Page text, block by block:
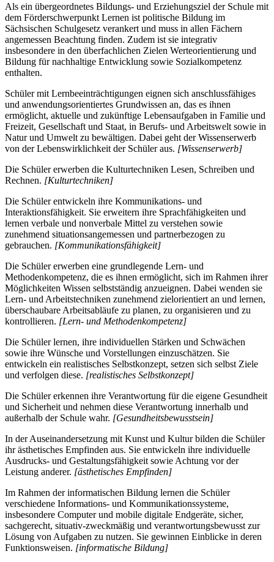
Als ein übergeordnetes Bildungs- und Erziehungsziel der Schule mit
dem Förderschwerpunkt Lernen ist politische Bildung im
Sächsischen Schulgesetz verankert und muss in allen Fächern
angemessen Beachtung finden. Zudem ist sie integrativ
insbesondere in den überfachlichen Zielen Werteorientierung und
Bildung für nachhaltige Entwicklung sowie Sozialkompetenz
enthalten.
Schüler mit Lernbeeinträchtigungen eignen sich anschlussfähiges
und anwendungsorientiertes Grundwissen an, das es ihnen
ermöglicht, aktuelle und zukünftige Lebensaufgaben in Familie und
Freizeit, Gesellschaft und Staat, in Berufs- und Arbeitswelt sowie in
Natur und Umwelt zu bewältigen. Dabei geht der Wissenserwerb
von der Lebenswirklichkeit der Schüler aus. [Wissenserwerb]
Die Schüler erwerben die Kulturtechniken Lesen, Schreiben und
Rechnen. [Kulturtechniken]
Die Schüler entwickeln ihre Kommunikations- und
Interaktionsfähigkeit. Sie erweitern ihre Sprachfähigkeiten und
lernen verbale und nonverbale Mittel zu verstehen sowie
zunehmend situationsangemessen und partnerbezogen zu
gebrauchen. [Kommunikationsfähigkeit]
Die Schüler erwerben eine grundlegende Lern- und
Methodenkompetenz, die es ihnen ermöglicht, sich im Rahmen ihrer
Möglichkeiten Wissen selbstständig anzueignen. Dabei wenden sie
Lern- und Arbeitstechniken zunehmend zielorientiert an und lernen,
überschaubare Arbeitsabläufe zu planen, zu organisieren und zu
kontrollieren. [Lern- und Methodenkompetenz]
Die Schüler lernen, ihre individuellen Stärken und Schwächen
sowie ihre Wünsche und Vorstellungen einzuschätzen. Sie
entwickeln ein realistisches Selbstkonzept, setzen sich selbst Ziele
und verfolgen diese. [realistisches Selbstkonzept]
Die Schüler erkennen ihre Verantwortung für die eigene Gesundheit
und Sicherheit und nehmen diese Verantwortung innerhalb und
außerhalb der Schule wahr. [Gesundheitsbewusstsein]
In der Auseinandersetzung mit Kunst und Kultur bilden die Schüler
ihr ästhetisches Empfinden aus. Sie entwickeln ihre individuelle
Ausdrucks- und Gestaltungsfähigkeit sowie Achtung vor der
Leistung anderer. [ästhetisches Empfinden]
Im Rahmen der informatischen Bildung lernen die Schüler
verschiedene Informations- und Kommunikationssysteme,
insbesondere Computer und mobile digitale Endgeräte, sicher,
sachgerecht, situativ-zweckmäßig und verantwortungsbewusst zur
Lösung von Aufgaben zu nutzen. Sie gewinnen Einblicke in deren
Funktionsweisen. [informatische Bildung]